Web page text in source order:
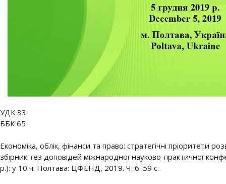
УДК 33
ББК 65
Економіка, облік, фінанси та право: стратегічні пріоритети
збірник тез доповідей міжнародної науково-практичної
р.): у 10 ч. Полтава: ЦФЕНД, 2019. Ч. 6. 59 с.